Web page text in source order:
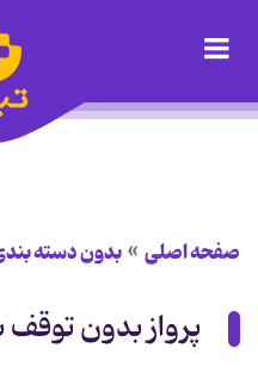
صفحه اصلی بدون دسته
پرواز بدون توقف